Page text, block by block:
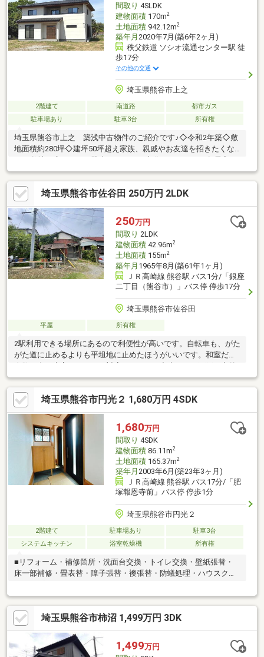
間取り 4SLDK
建物面積170m2
土地面積942.12m2
築年月 2020年7月(築6年2ヶ月)
秩父鉄道 ソシオ流通センター駅 徒
歩17分
その他の交通
埼玉県熊谷市上之
2階建て 南道路
都市ガス
駐車場あり
駐車3台 所有権
埼玉県熊谷市上之 築浅中古物件のご紹介です♪◇令和2年築◇敷
地面積約280坪◇建坪50坪超え家族、親戚やお友達を招きたくな
収納がありしっかりと収納ができます！LDKは縦長ため家具のレ
イアウトがしやすく、お好みの落ち着くリビング空間が作れそう
です ☆□■当店物件情報をご覧いただきありがとうございます■□
お客様駐車場、キッズルーム完備。ご家族連れでもお気軽にご来
店ください。物件探しはもちろん、住宅ローン、お金に関する不
安や疑問もお聞かせください。
埼玉県熊谷市佐谷田 250万円 2LDK
250万円
間取り 2LDK
建物面積42.96m2
土地面積155m2
築年月 1965年8月(築61年1ヶ月)
ＪＲ高崎線 熊谷駅 バス1分/「銀座
二丁目（熊谷市）」バス停 停歩17分
埼玉県熊谷市佐谷田
平屋 所有権
2駅利用できる場所にあるので利便性が高いです。自転車も、がた
がた道に止めるよりも平坦地に止めたほうがいいです。和室だと
人数の多い来客があっても対応することが出来ます。雨戸は意外
と役に立つんです、台風の時の窓ガラスを守ります。当社スタッ
フが不動産の購入をサポートさせていただきます。不動産購入で
失敗をしたくないのであれば、プロの私どもにお任せください。
埼玉県熊谷市円光２ 1,680万円 4SDK
1,680万円
間取り 4SDK
建物面積86.11m2
土地面積165.37m2
築年月 2003年6月(築23年3ヶ月)
ＪＲ高崎線 熊谷駅 バス17分/「肥
塚報恩寺前」バス停 停歩1分
埼玉県熊谷市円光２
2階建て 駐車場あり
駐車3台
システムキッチン
浴室乾燥機 所有権
■リフォーム・補修箇所・洗面台交換・トイレ交換・壁紙張替・
床一部補修・畳表替・障子張替・襖張替・防蟻処理・ハウスクリ
埼玉県熊谷市柿沼 1,499万円 3DK
1,499万円